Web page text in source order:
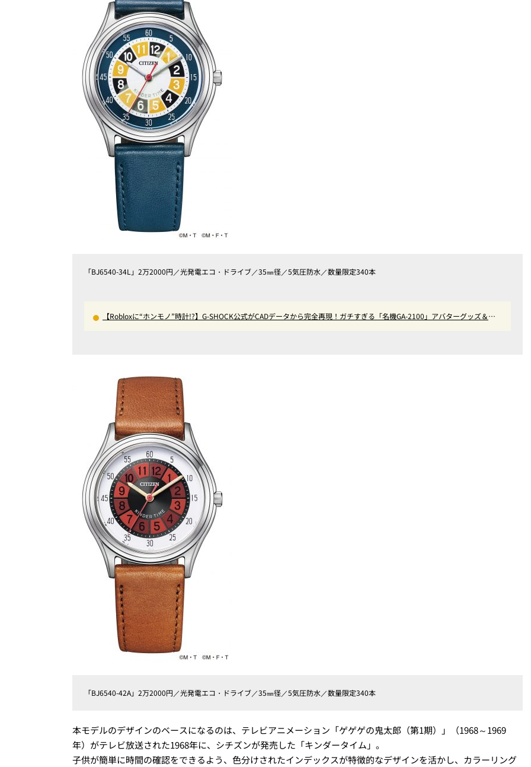
「BJ6540-34L」2万2000円／光発電エコ・ドライブ／35㎜径／5気圧防水／数量限定340本
【Robloxに“ホンモノ”時計!?】G-SHOCK公式がCADデータから完全再現！ガチすぎる「名機GA-2100」アバターグッズ＆無
「BJ6540-42A」2万2000円／光発電エコ・ドライブ／35㎜径／5気圧防水／数量限定340本
本モデルのデザインのベースになるのは、テレビアニメーション「ゲゲゲの鬼太郎（第1期）」（1968～1969
年）がテレビ放送された1968年に、シチズンが発売した「キンダータイム」。
子供が簡単に時間の確認をできるよう、色分けされたインデックスが特徴的なデザインを活かし、カラーリング